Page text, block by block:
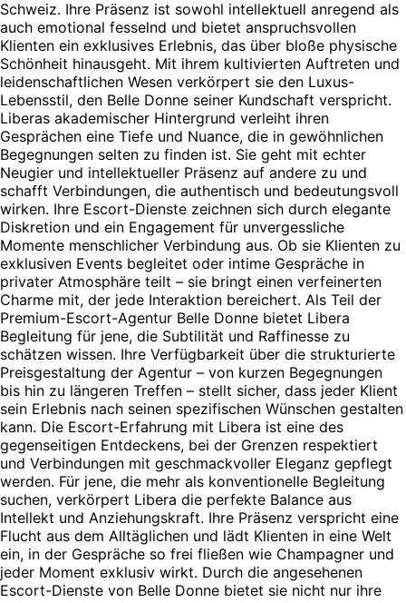
Schweiz. Ihre Präsenz ist sowohl intellektuell anregend als
auch emotional fesselnd und bietet anspruchsvollen
Klienten ein exklusives Erlebnis, das über bloße physische
Schönheit hinausgeht. Mit ihrem kultivierten Auftreten und
leidenschaftlichen Wesen verkörpert sie den Luxus-
Lebensstil, den Belle Donne seiner Kundschaft verspricht.
Liberas akademischer Hintergrund verleiht ihren
Gesprächen eine Tiefe und Nuance, die in gewöhnlichen
Begegnungen selten zu finden ist. Sie geht mit echter
Neugier und intellektueller Präsenz auf andere zu und
schafft Verbindungen, die authentisch und bedeutungsvoll
wirken. Ihre Escort-Dienste zeichnen sich durch elegante
Diskretion und ein Engagement für unvergessliche
Momente menschlicher Verbindung aus. Ob sie Klienten zu
exklusiven Events begleitet oder intime Gespräche in
privater Atmosphäre teilt – sie bringt einen verfeinerten
Charme mit, der jede Interaktion bereichert. Als Teil der
Premium-Escort-Agentur Belle Donne bietet Libera
Begleitung für jene, die Subtilität und Raffinesse zu
schätzen wissen. Ihre Verfügbarkeit über die strukturierte
Preisgestaltung der Agentur – von kurzen Begegnungen
bis hin zu längeren Treffen – stellt sicher, dass jeder Klient
sein Erlebnis nach seinen spezifischen Wünschen gestalten
kann. Die Escort-Erfahrung mit Libera ist eine des
gegenseitigen Entdeckens, bei der Grenzen respektiert
und Verbindungen mit geschmackvoller Eleganz gepflegt
werden. Für jene, die mehr als konventionelle Begleitung
suchen, verkörpert Libera die perfekte Balance aus
Intellekt und Anziehungskraft. Ihre Präsenz verspricht eine
Flucht aus dem Alltäglichen und lädt Klienten in eine Welt
ein, in der Gespräche so frei fließen wie Champagner und
jeder Moment exklusiv wirkt. Durch die angesehenen
Escort-Dienste von Belle Donne bietet sie nicht nur ihre